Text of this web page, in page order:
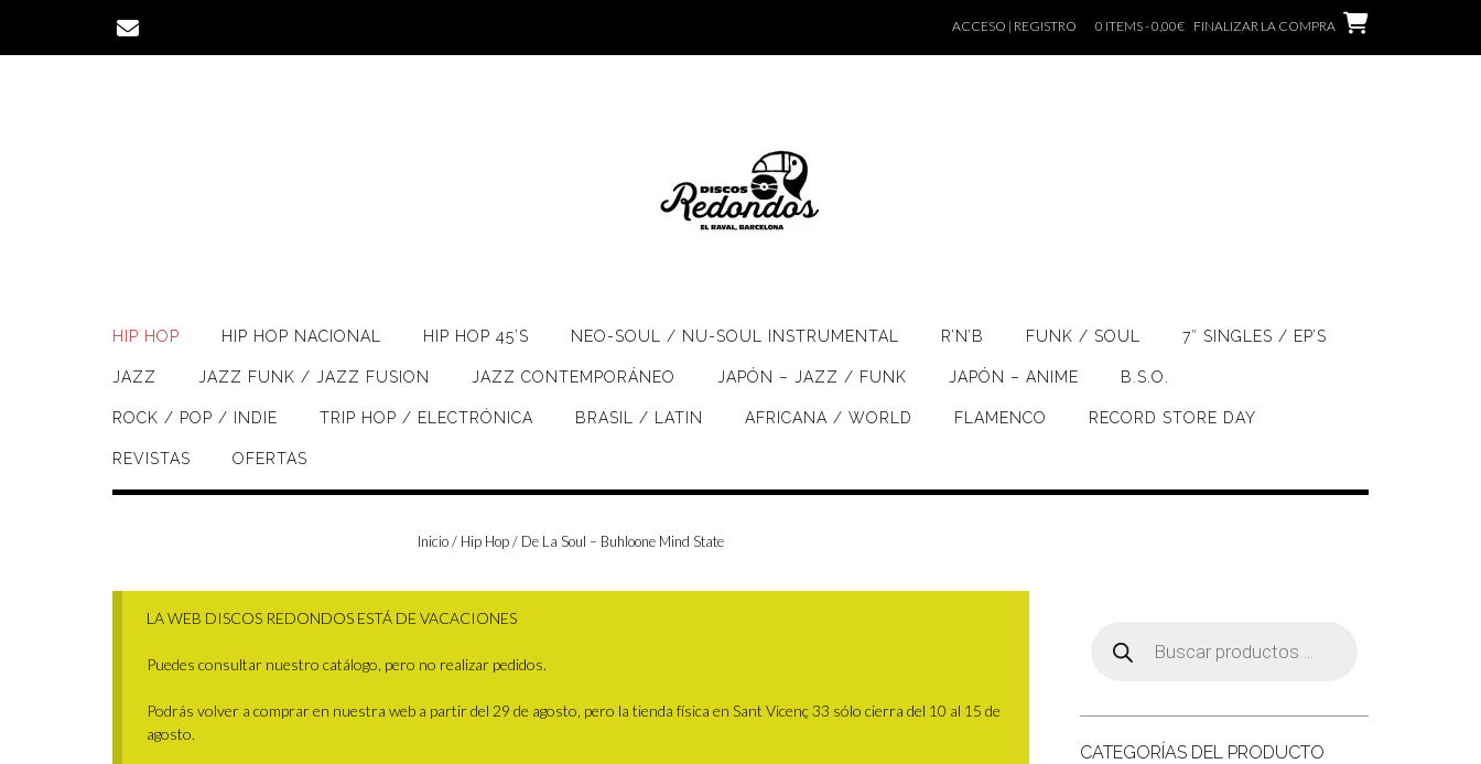
contenido
ACCESO | REGISTRO 0 ITEMS - 0,00€ FINALIZAR LA COMPRA
HIP HOP HIP HOP NACIONAL HIP HOP 45’S NEO-SOUL / NU-SOUL INSTRUMENTAL R’N’B FUNK / SOUL 7″ SINGLES / EP’S
JAZZ JAZZ FUNK / JAZZ FUSION JAZZ CONTEMPORÁNEO JAPÓN – JAZZ / FUNK JAPÓN – ANIME B.S.O.
ROCK / POP / INDIE TRIP HOP / ELECTRÓNICA BRASIL / LATIN AFRICANA / WORLD FLAMENCO RECORD STORE DAY
REVISTAS OFERTAS
Inicio/ Hip Hop/ De La Soul – Buhloone Mind State
LA WEB DISCOS REDONDOS ESTÁ DE VACACIONES
Puedes consultar nuestro catálogo, pero no realizar pedidos.
Podrás volver a comprar en nuestra web a partir del 29 de agosto, pero la tienda física en Sant Vicenç 33 sólo cierra del 10 al 15 de
agosto.
productos
CATEGORÍAS DEL PRODUCTO